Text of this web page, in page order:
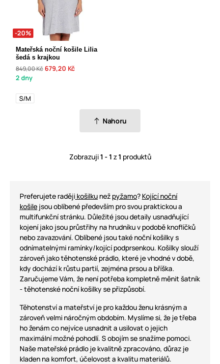
-20%
Mateřská noční košile Lilia
šedá s krajkou
849,00 Kč 679,20 Kč
2 dny
S/M
Nahoru
Zobrazuji1 - 1 z1 produktů
Preferujete raději košilku než pyžamo? Kojící noční
košile jsou oblíbené především pro svou praktickou a
multifunkční stránku. Důležité jsou detaily usnadňující
kojení jako jsou průstřihy na hrudníku v podobě knoflíčků
nebo zavazování. Oblíbené jsou také noční košilky s
odnímatelnými ramínky/kojící podprsenkou. Košilky slouží
zároveň jako těhotenské prádlo, které je vhodné v době,
kdy dochází k růstu partií, zejména prsou a bříška.
Zaručujeme Vám, že není potřeba kompletně měnit šatník
- těhotenské noční košilky se přizpůsobí.
Těhotenství a mateřství je pro každou ženu krásným a
zároveň velmi náročným obdobím. Myslíme si, že je třeba
ho ženám co nejvíce usnadnit a usilovat o jejich
maximální možné pohodlí. S obojím se snažíme pomoci.
Naše mateřské prádlo je kvalitně zpracováno, důraz je
kladen na komfort, účelovost a kvalitu materiálů.